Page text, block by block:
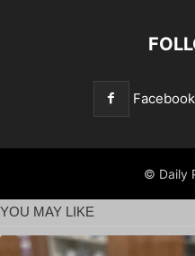
Facebook
© Daily